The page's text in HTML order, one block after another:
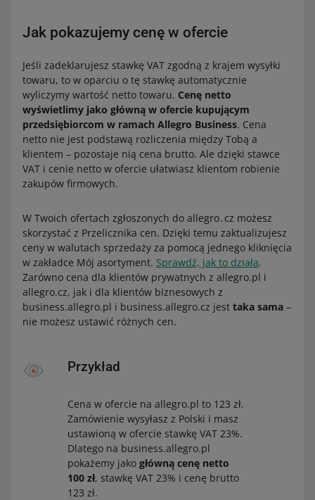
Jak pokazujemy cenę w ofercie
Jeśli zadeklarujesz stawkę VAT zgodną z krajem wysyłki
towaru, to w oparciu o tę stawkę automatycznie
wyliczymy wartość netto towaru. Cenę netto
wyświetlimy jako główną w ofercie kupującym
przedsiębiorcom w ramach Allegro Business. Cena
netto nie jest podstawą rozliczenia między Tobą a
klientem – pozostaje nią cena brutto. Ale dzięki stawce
VAT i cenie netto w ofercie ułatwiasz klientom robienie
zakupów firmowych.
W Twoich ofertach zgłoszonych do allegro․cz możesz
skorzystać z Przelicznika cen. Dzięki temu zaktualizujesz
ceny w walutach sprzedaży za pomocą jednego kliknięcia
w zakładce Mój asortyment. Sprawdź, jak to działa.
Zarówno cena dla klientów prywatnych z allegro.pl i
allegro.cz, jak i dla klientów biznesowych z
business.allegro.pl i business.allegro.cz jest taka sama –
nie możesz ustawić różnych cen.
Przykład
Cena w ofercie na allegro.pl to 123 zł.
Zamówienie wysyłasz z Polski i masz
ustawioną w ofercie stawkę VAT 23%.
Dlatego na business.allegro.pl
pokażemy jako główną cenę netto
100 zł, stawkę VAT 23% i cenę brutto
123 zł.